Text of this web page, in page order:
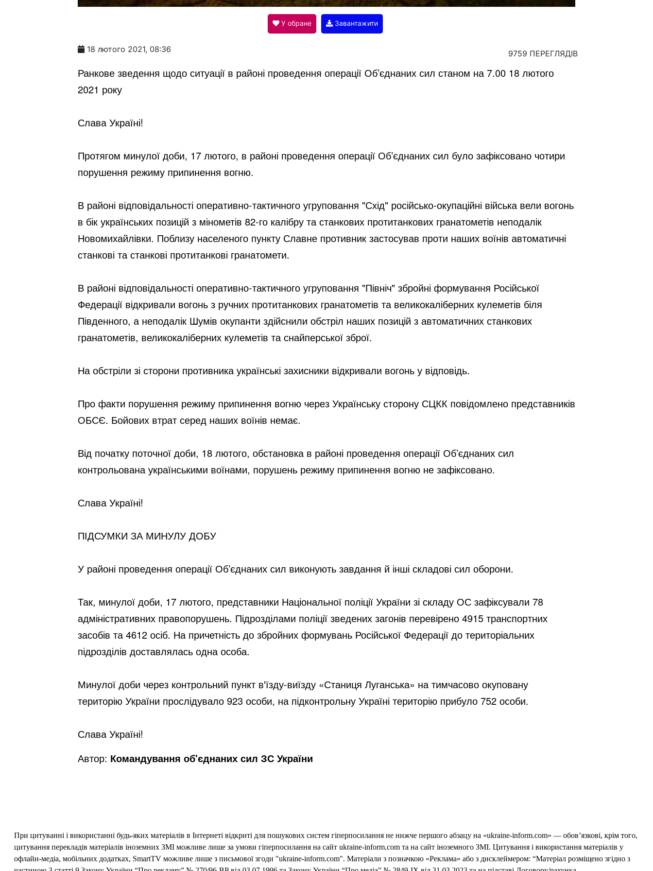
V
o
У обране Завантажити
18 лютого 2021, 08:36 9759 ПЕРЕГЛЯДІВ
Ранкове зведення щодо ситуації в районі проведення операції Об’єднаних сил станом на 7.00 18 лютого
2021 року
Слава Україні!
Протягом минулої доби, 17 лютого, в районі проведення операції Об’єднаних сил було зафіксовано чотири
порушення режиму припинення вогню.
В районі відповідальності оперативно-тактичного угруповання "Схід" російсько-окупаційні війська вели вогонь
в бік українських позицій з мінометів 82-го калібру та станкових протитанкових гранатометів неподалік
Новомихайлівки. Поблизу населеного пункту Славне противник застосував проти наших воїнів автоматичні
станкові та станкові протитанкові гранатомети.
В районі відповідальності оперативно-тактичного угруповання "Північ" збройні формування Російської
Федерації відкривали вогонь з ручних протитанкових гранатометів та великокаліберних кулеметів біля
Південного, а неподалік Шумів окупанти здійснили обстріл наших позицій з автоматичних станкових
гранатометів, великокаліберних кулеметів та снайперської зброї.
На обстріли зі сторони противника українські захисники відкривали вогонь у відповідь.
Про факти порушення режиму припинення вогню через Українську сторону СЦКК повідомлено представників
ОБСЄ. Бойових втрат серед наших воїнів немає.
Від початку поточної доби, 18 лютого, обстановка в районі проведення операції Об’єднаних сил
контрольована українськими воїнами, порушень режиму припинення вогню не зафіксовано.
Слава Україні!
ПІДСУМКИ ЗА МИНУЛУ ДОБУ
У районі проведення операції Об’єднаних сил виконують завдання й інші складові сил оборони.
Так, минулої доби, 17 лютого, представники Національної поліції України зі складу ОС зафіксували 78
адміністративних правопорушень. Підрозділами поліції зведених загонів перевірено 4915 транспортних
засобів та 4612 осіб. На причетність до збройних формувань Російської Федерації до територіальних
підрозділів доставлялась одна особа.
Минулої доби через контрольний пункт в'їзду-виїзду «Станиця Луганська» на тимчасово окуповану
територію України прослідувало 923 особи, на підконтрольну Україні територію прибуло 752 особи.
Слава Україні!
Автор: Командування об'єднаних сил ЗС України
При цитуванні і використанні будь-яких матеріалів в Інтернеті відкриті для пошукових систем гіперпосилання не нижче першого абзацу на «ukraine-inform.com» — обов’язкові, крім того,
цитування перекладів матеріалів іноземних ЗМІ можливе лише за умови гіперпосилання на сайт ukraine-inform.com та на сайт іноземного ЗМІ. Цитування і використання матеріалів у
офлайн-медіа, мобільних додатках, SmartTV можливе лише з письмової згоди "ukraine-inform.com". Матеріали з позначкою «Реклама» або з дисклеймером: “Матеріал розміщено згідно з